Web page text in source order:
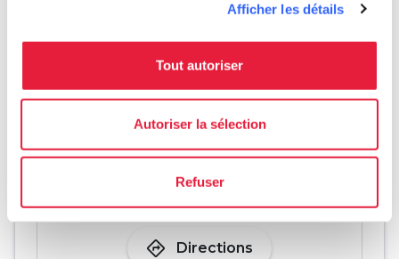
Afficher les détails
Tout autoriser
Autoriser la sélection
Refuser
directions Directions